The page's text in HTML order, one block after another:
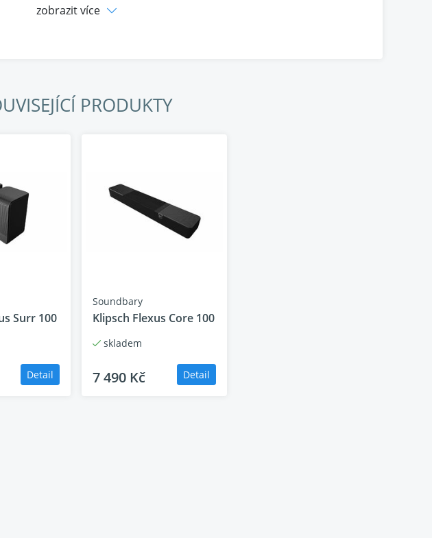
zobrazit více
PRODUKTY
Surr 100
Detail
Soundbary
Klipsch Flexus Core 100
skladem
7 490 Kč Detail